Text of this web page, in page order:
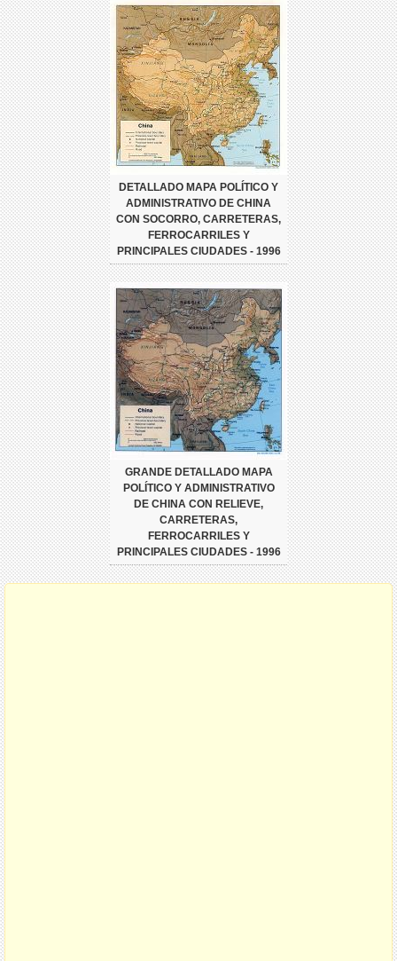
DETALLADO MAPA POLÍTICO Y
ADMINISTRATIVO DE CHINA
CON SOCORRO, CARRETERAS,
FERROCARRILES Y
PRINCIPALES CIUDADES - 1996
GRANDE DETALLADO MAPA
POLÍTICO Y ADMINISTRATIVO
DE CHINA CON RELIEVE,
CARRETERAS,
FERROCARRILES Y
PRINCIPALES CIUDADES - 1996